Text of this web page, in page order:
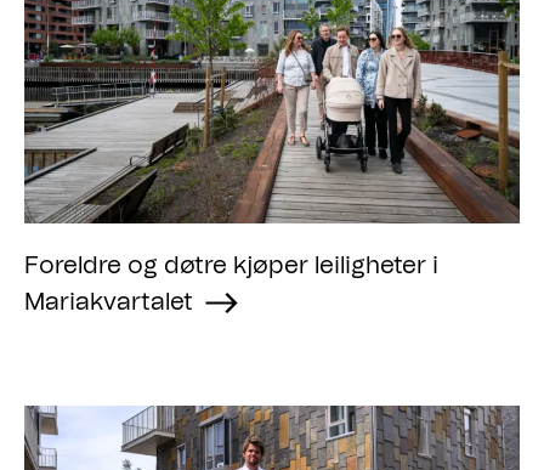
Foreldre og døtre kjøper leiligheter i
Mariakvartalet